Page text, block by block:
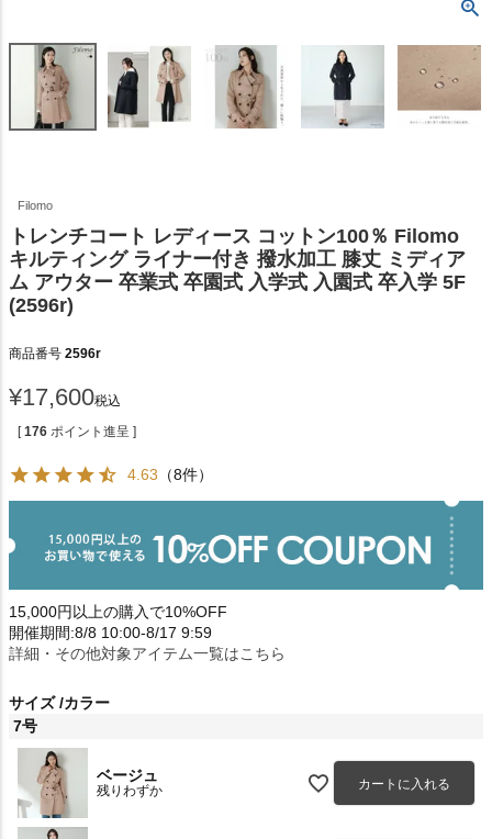
Filomo
トレンチコート レディース コットン100％ Filomo
キルティング ライナー付き 撥水加工 膝丈 ミディア
ム アウター 卒業式 卒園式 入学式 入園式 卒入学 5F
(2596r)
商品番号 2596r
¥17,600税込
[ 176 ポイント進呈 ]
4.63 （8件）
15,000円以上の購入で10%OFF
開催期間:8/8 10:00-8/17 9:59
詳細・その他対象アイテム一覧はこちら
サイズ カラー
7号
ベージュ
残りわずか カートに入れる